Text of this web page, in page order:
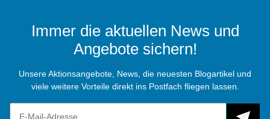
Immer die aktuellen News und
Angebote sichern!
Unsere Aktionsangebote, News, die neuesten Blogartikel und
viele weitere Vorteile direkt ins Postfach fliegen lassen.